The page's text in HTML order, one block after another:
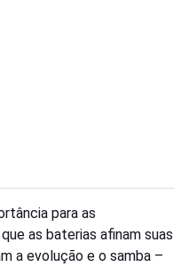
para as
as baterias afinam suas
a evolução e o samba –